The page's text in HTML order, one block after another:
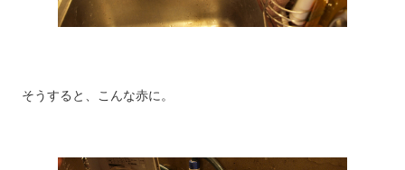
そうすると、こんな赤に。